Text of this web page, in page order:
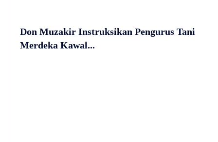
Don Muzakir Instruksikan Pengurus Tani
Merdeka Kawal...